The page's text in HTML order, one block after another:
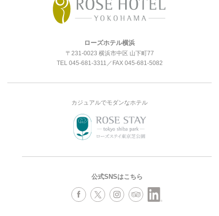
ローズホテル横浜
〒231-0023 横浜市中区 山下町77
TEL 045-681-3311 ／FAX 045-681-5082
カジュアルでモダンなホテル
公式SNSはこちら